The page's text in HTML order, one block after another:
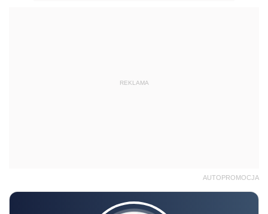
REKLAMA
AUTOPROMOCJA